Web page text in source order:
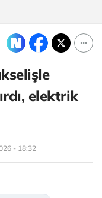
elektrik
- 18:32